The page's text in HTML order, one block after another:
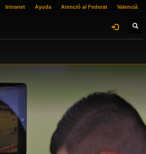
Intranet Ayuda Atenció al Federat Valencià